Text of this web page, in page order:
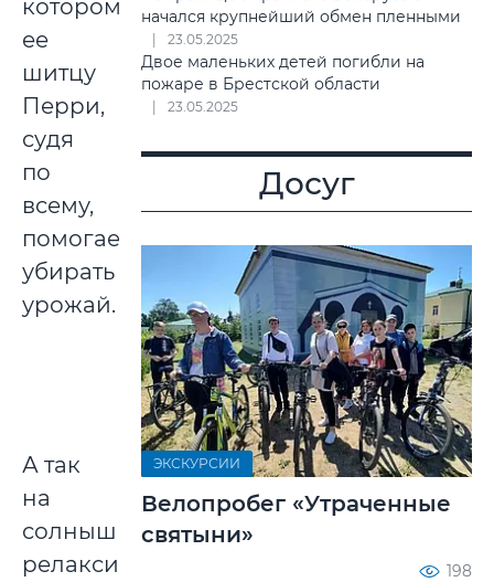
котором
ее
шитцу
Перри,
судя
по
всему,
помогает
убирать
урожай.
А так
на
солнышке
релаксирует
начался крупнейший обмен пленными
23.05.2025
Двое маленьких детей погибли на
пожаре в Брестской области
23.05.2025
Досуг
ЭКСКУРСИИ
Велопробег «Утраченные
святыни»
198